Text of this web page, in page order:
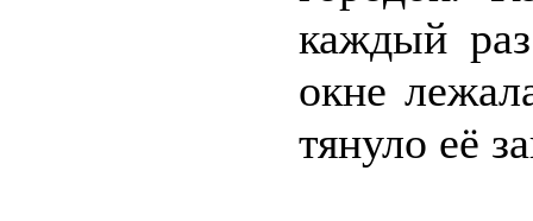
каждый
окне
тянуло её